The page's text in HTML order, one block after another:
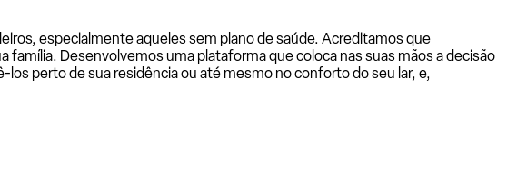
especialmente aqueles sem plano de saúde. Acreditamos que
família. Desenvolvemos uma plataforma que coloca nas suas mãos a decisão
perto de sua residência ou até mesmo no conforto do seu lar, e,